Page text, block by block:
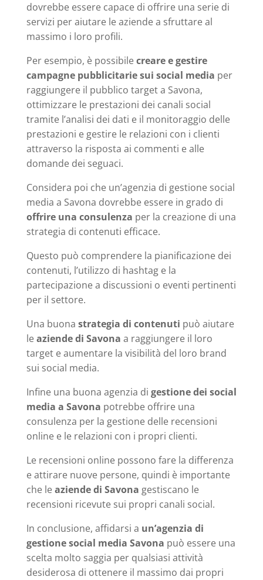
dovrebbe essere capace di offrire una serie di
servizi per aiutare le aziende a sfruttare al
massimo i loro profili.
Per esempio, è possibilecreare e gestire
campagne pubblicitarie sui social media per
raggiungere il pubblico target a Savona,
ottimizzare le prestazioni dei canali social
tramite l’analisi dei dati e il monitoraggio delle
prestazioni e gestire le relazioni con i clienti
attraverso la risposta ai commenti e alle
domande dei seguaci.
Considera poi che un’agenzia di gestione social
media a Savona dovrebbe essere in grado di
offrire una consulenza per la creazione di una
strategia di contenuti efficace.
Questo può comprendere la pianificazione dei
contenuti, l’utilizzo di hashtag e la
partecipazione a discussioni o eventi pertinenti
per il settore.
Una buona strategia di contenuti può aiutare
leaziende di Savona a raggiungere il loro
target e aumentare la visibilità del loro brand
sui social media.
Infine una buona agenzia di gestione dei social
media a Savona potrebbe offrire una
consulenza per la gestione delle recensioni
online e le relazioni con i propri clienti.
Le recensioni online possono fare la differenza
e attirare nuove persone, quindi è importante
che leaziende di Savona gestiscano le
recensioni ricevute sui propri canali social.
In conclusione, affidarsi a un’agenzia di
gestione social media Savona può essere una
scelta molto saggia per qualsiasi attività
desiderosa di ottenere il massimo dai propri